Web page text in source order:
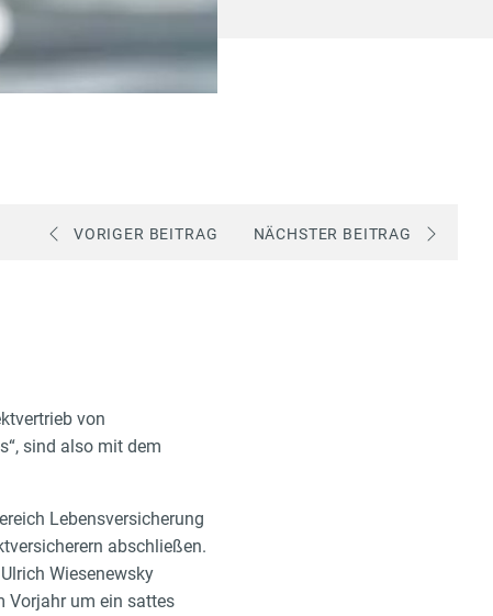
VORIGER BEITRAG NÄCHSTER BEITRAG
von
sind also mit dem
Lebensversicherung
abschließen.
Wiesenewsky
Vorjahr um ein sattes